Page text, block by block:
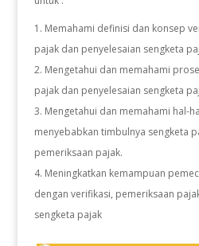
Memahami definisi dan konsep
pajak dan penyelesaian sengketa
Mengetahui dan memahami
pajak dan penyelesaian sengketa
Mengetahui dan memahami hal-
menyebabkan timbulnya sengketa
pemeriksaan pajak.
Meningkatkan kemampuan
dengan verifikasi, pemeriksaan
sengketa pajak